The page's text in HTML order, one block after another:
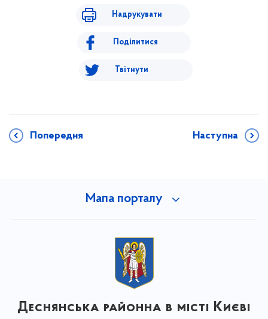
Надрукувати
Поділитися
Твітнути
Попередня Наступна
Мапа порталу
Деснянська районна в місті Києві